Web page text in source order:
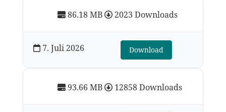
86.18 MB 2023 Downloads
7. Juli 2026 Download
93.66 MB 12858 Downloads